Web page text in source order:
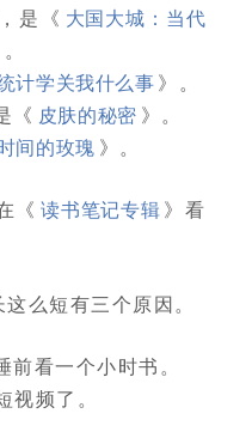
是《 大国大城：当代
计学关我什么事》。
《 皮肤的秘密 》。
间的玫瑰 》。
《 读书笔记专辑》看
么短有三个原因。
看一个小时书。
频了。